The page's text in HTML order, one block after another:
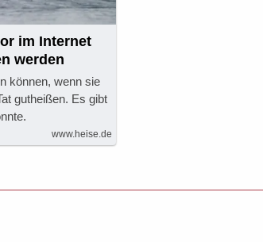
im Internet
werden
können, wenn sie
gutheißen. Es gibt
www.heise.de